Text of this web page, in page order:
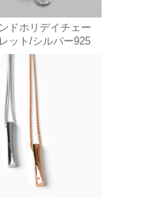
ドホリデイチェー
ット/シルバー925